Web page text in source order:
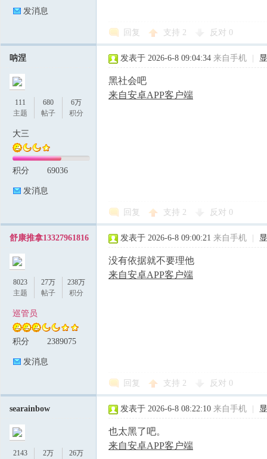
发消息
回复 支持 2 反对 0
呐涅
111
主题
680
帖子
6万
积分
大三
积分 69036
发消息
发表于 2026-6-8 09:04:34 来自手机
黑社会吧
来自安卓APP客户端
回复 支持 2 反对 0
舒康推拿13327961816
8023
主题
27万
帖子
238万
积分
巡管员
积分 2389075
发消息
发表于 2026-6-8 09:00:21 来自手机
没有依据就不要理他
来自安卓APP客户端
回复 支持 2 反对 0
searainbow
2143
2万
26万
发表于 2026-6-8 08:22:10 来自手机
也太黑了吧。
来自安卓APP客户端